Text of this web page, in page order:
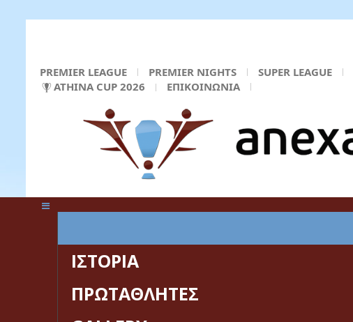
PREMIER LEAGUE PREMIER NIGHTS SUPER LEAGUE
ATHINA CUP 2026
ΕΠΙΚΟΙΝΩΝΙΑ
ΙΣΤΟΡΙΑ
ΠΡΩΤΑΘΛΗΤΕΣ